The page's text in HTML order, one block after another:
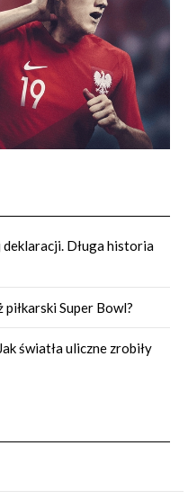
deklaracji. Długa historia
piłkarski Super Bowl?
światła uliczne zrobiły